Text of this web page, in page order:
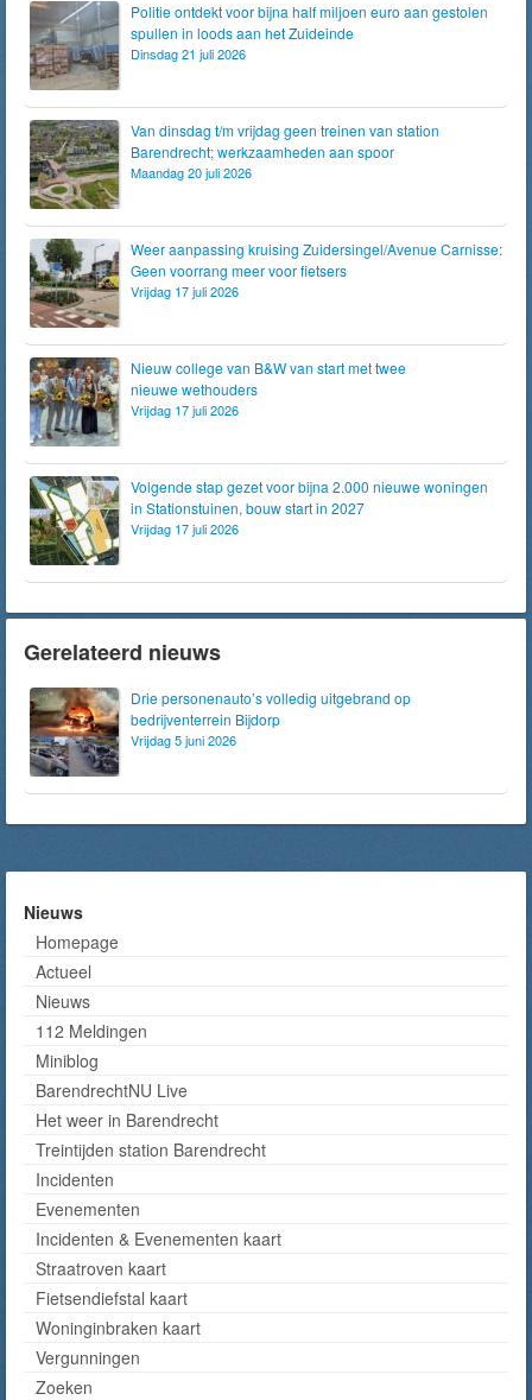
Politie ontdekt voor bijna half miljoen euro aan gestolen
spullen in loods aan het Zuideinde
Dinsdag 21 juli 2026
Van dinsdag t/m vrijdag geen treinen van station
Barendrecht; werkzaamheden aan spoor
Maandag 20 juli 2026
Weer aanpassing kruising Zuidersingel/Avenue Carnisse:
Geen voorrang meer voor fietsers
Vrijdag 17 juli 2026
Nieuw college van B&W van start met twee
nieuwe wethouders
Vrijdag 17 juli 2026
Volgende stap gezet voor bijna 2.000 nieuwe woningen
in Stationstuinen, bouw start in 2027
Vrijdag 17 juli 2026
Gerelateerd nieuws
Drie personenauto’s volledig uitgebrand op
bedrijventerrein Bijdorp
Vrijdag 5 juni 2026
Nieuws
Homepage
Actueel
Nieuws
112 Meldingen
Miniblog
BarendrechtNU Live
Het weer in Barendrecht
Treintijden station Barendrecht
Incidenten
Evenementen
Incidenten & Evenementen kaart
Straatroven kaart
Fietsendiefstal kaart
Woninginbraken kaart
Vergunningen
Zoeken